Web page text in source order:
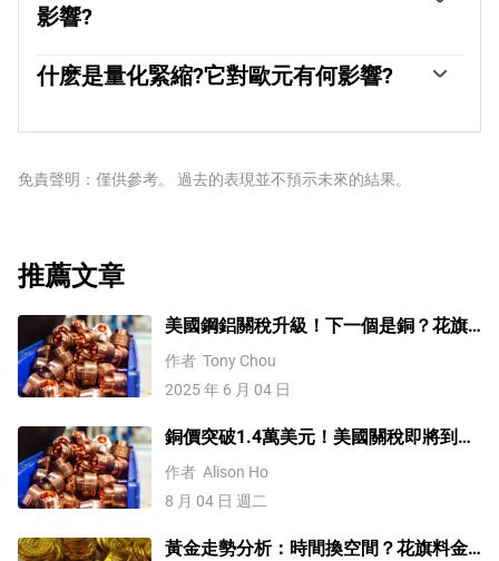
影響?
政策工具。量化寬松是指歐洲央行印製歐元，然後用這些
歐元從銀行和其他金融機構購買資產——通常是政府債券
利率不太可能實現價格穩定的目標時，量化寬松是最後的
年通脹持續低迷期間以及新冠肺炎大流行期間都使用了這
什麽是量化緊縮?它對歐元有何影響?
當經濟正在復蘇，通脹開始上升時進行的。在量化寬松
它們提供流動性，而在QT中，歐洲央行停止購買更多債
免責聲明：僅供參考。 過去的表現並不預示未來的結果。
推薦文章
美國鋼鋁關稅升級！下一個是銅？花旗
這樣說
作者 Tony Chou
2025 年 6 月 04 日
銅價突破1.4萬美元！美國關稅即將到
來？未來會再創新高嗎？
作者 Alison Ho
8 月 04 日 週二
黃金走勢分析：時間換空間？花旗料金